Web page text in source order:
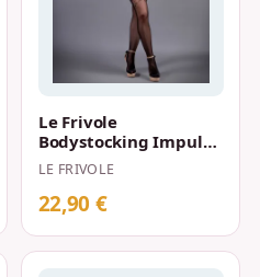
Le Frivole
Bodystocking Impulse
S-L Schwarz
LE FRIVOLE
22,90 €